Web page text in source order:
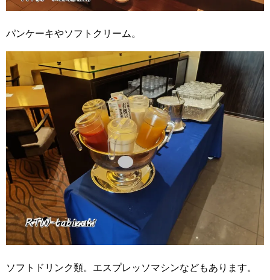
パンケーキやソフトクリーム。
ソフトドリンク類。エスプレッソマシンなどもあります。